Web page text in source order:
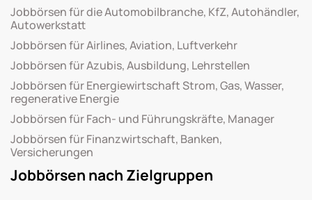
Jobbörsen für die Automobilbranche, KfZ, Autohändler,
Autowerkstatt
Jobbörsen für Airlines, Aviation, Luftverkehr
Jobbörsen für Azubis, Ausbildung, Lehrstellen
Jobbörsen für Energiewirtschaft Strom, Gas, Wasser,
regenerative Energie
Jobbörsen für Fach- und Führungskräfte, Manager
Jobbörsen für Finanzwirtschaft, Banken,
Versicherungen
Jobbörsen nach Zielgruppen